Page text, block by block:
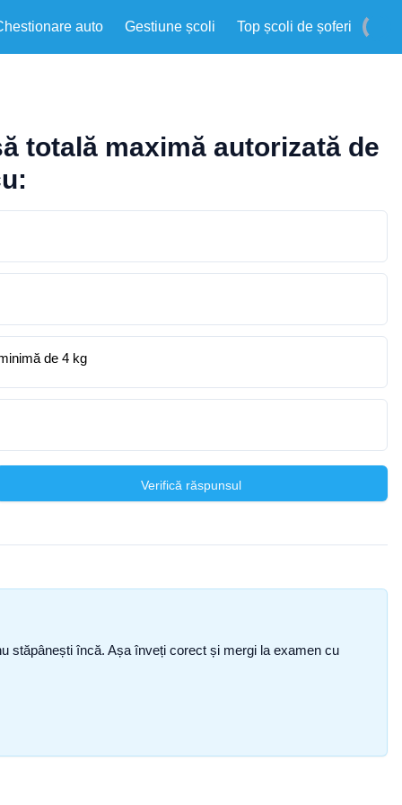
auto Gestiune școli Top școli de șoferi
totală maximă autorizată de
de 4 kg
Verifică răspunsul
stăpânești încă. Așa înveți corect și mergi la examen cu